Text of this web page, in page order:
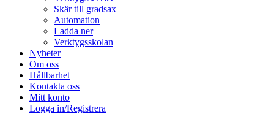
Skär till gradsax
Automation
Ladda ner
Verktygsskolan
Nyheter
Om oss
Hållbarhet
Kontakta oss
Mitt konto
Logga in/Registrera